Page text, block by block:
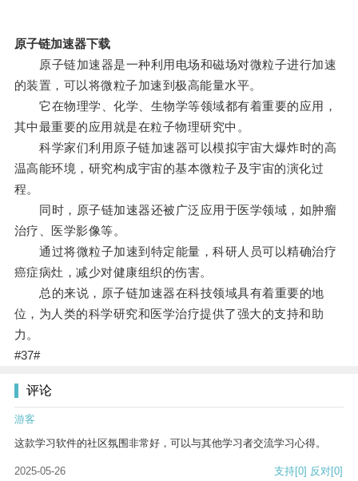
原子链加速器下载
原子链加速器是一种利用电场和磁场对微粒子进行加速
的装置，可以将微粒子加速到极高能量水平。
它在物理学、化学、生物学等领域都有着重要的应用，
其中最重要的应用就是在粒子物理研究中。
科学家们利用原子链加速器可以模拟宇宙大爆炸时的高
温高能环境，研究构成宇宙的基本微粒子及宇宙的演化过
程。
同时，原子链加速器还被广泛应用于医学领域，如肿瘤
治疗、医学影像等。
通过将微粒子加速到特定能量，科研人员可以精确治疗
癌症病灶，减少对健康组织的伤害。
总的来说，原子链加速器在科技领域具有着重要的地
位，为人类的科学研究和医学治疗提供了强大的支持和助
力。
#37#
评论
游客
这款学习软件的社区氛围非常好，可以与其他学习者交流学习心得。
2025-05-26 支持[0] 反对[0]